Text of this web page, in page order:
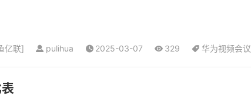
亿联] pulihua 2025-03-07 329 华为视频会议